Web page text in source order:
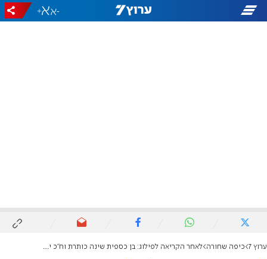
-
+
ערוץ 7 כיפה שחורה לאחר הקריאה לפילוג: בן כספית שינה כותרת וח"כ יעקב אשר הגיע לראיון